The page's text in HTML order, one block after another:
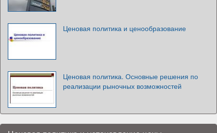
Ценовая политика и ценообразование
Ценовая политика. Основные решения по
реализации рыночных возможностей